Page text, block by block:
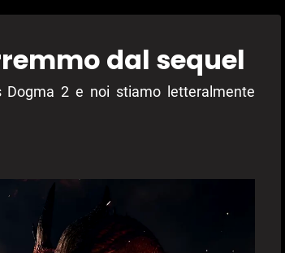
dal sequel
Dogma 2 e noi stiamo letteralmente